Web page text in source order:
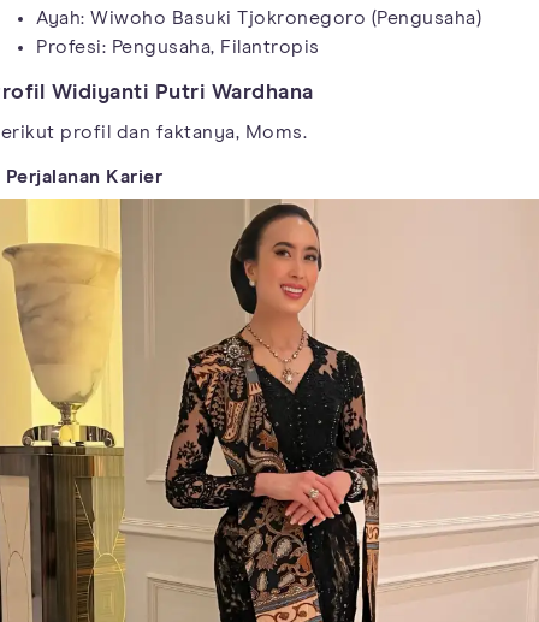
Ayah: Wiwoho Basuki Tjokronegoro (Pengusaha)
Profesi: Pengusaha, Filantropis
Widiyanti Putri Wardhana
profil dan faktanya, Moms.
Perjalanan Karier